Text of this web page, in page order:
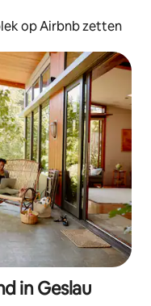
op Airbnb zetten
in Geslau